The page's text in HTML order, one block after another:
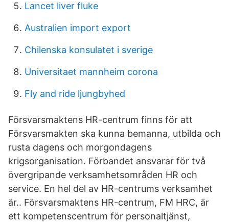
Lancet liver fluke
Australien import export
Chilenska konsulatet i sverige
Universitaet mannheim corona
Fly and ride ljungbyhed
Försvarsmaktens HR-centrum finns för att
Försvarsmakten ska kunna bemanna, utbilda och
rusta dagens och morgondagens
krigsorganisation. Förbandet ansvarar för två
övergripande verksamhetsområden HR och
service. En hel del av HR-centrums verksamhet
är.. Försvarsmaktens HR-centrum, FM HRC, är
ett kompetenscentrum för personaltjänst,